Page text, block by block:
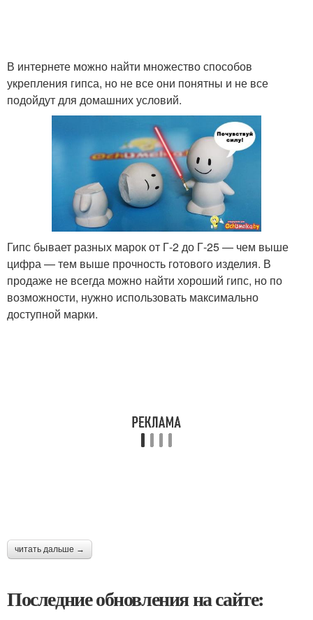
В интернете можно найти множество способов
укрепления гипса, но не все они понятны и не все
подойдут для домашних условий.
Гипс бывает разных марок от Г-2 до Г-25 — чем выше
цифра — тем выше прочность готового изделия. В
продаже не всегда можно найти хороший гипс, но по
возможности, нужно использовать максимально
доступной марки.
читать дальше →
Последние обновления на сайте: